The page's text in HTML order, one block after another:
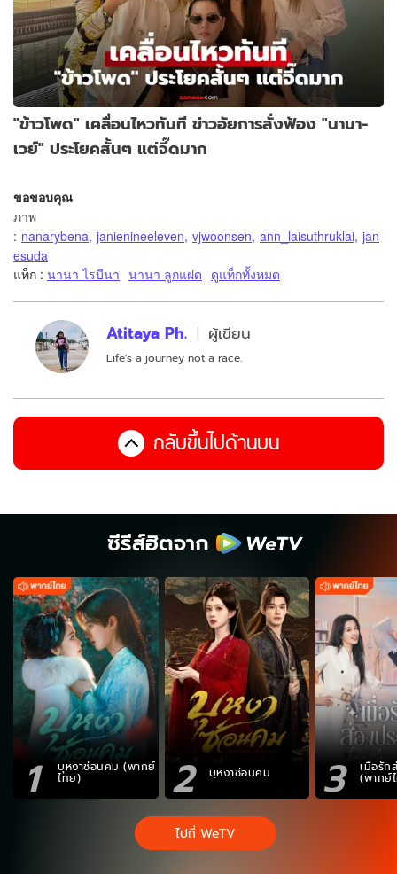
"ข้าวโพด" เคลื่อนไหวทันที ข่าวอัยการสั่งฟ้อง "นานา-
เวย์" ประโยคสั้นๆ แต่จี๊ดมาก
ขอขอบคุณ
ภาพ
: nanarybena, janienineeleven, vjwoonsen, ann_laisuthruklai, jan
esuda
แท็ก : นานา ไรบีนา นานา ลูกแฝด ดูแท็กทั้งหมด
Atitaya Ph. ผู้เขียน
Life's a journey not a race.
กลับขึ้นไปด้านบน
ซีรีส์ฮิตจาก
1 บุหงาซ่อนคม (พากย์
ไทย) 2 บุหงาซ่อนคม 3 เมื่อรัก
(พากย์
ไปที่ WeTV